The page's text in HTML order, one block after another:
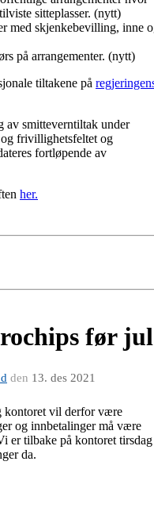
sitteplasser. (nytt)
med skjenkebevilling, inne
på arrangementer. (nytt)
tiltakene på
av smitteverntiltak under
frivillighetsfeltet og
fortløpende av
her.
før jul
den 13. des 2021
kontoret vil derfor være
og innbetalinger må være
er tilbake på kontoret tirsdag
da.